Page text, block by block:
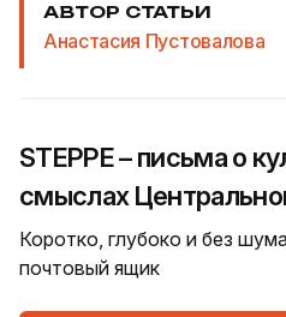
АВТОР СТАТЬИ
Анастасия Пустовалова
STEPPE – письма о
смыслах
Коротко, глубоко и без
почтовый ящик